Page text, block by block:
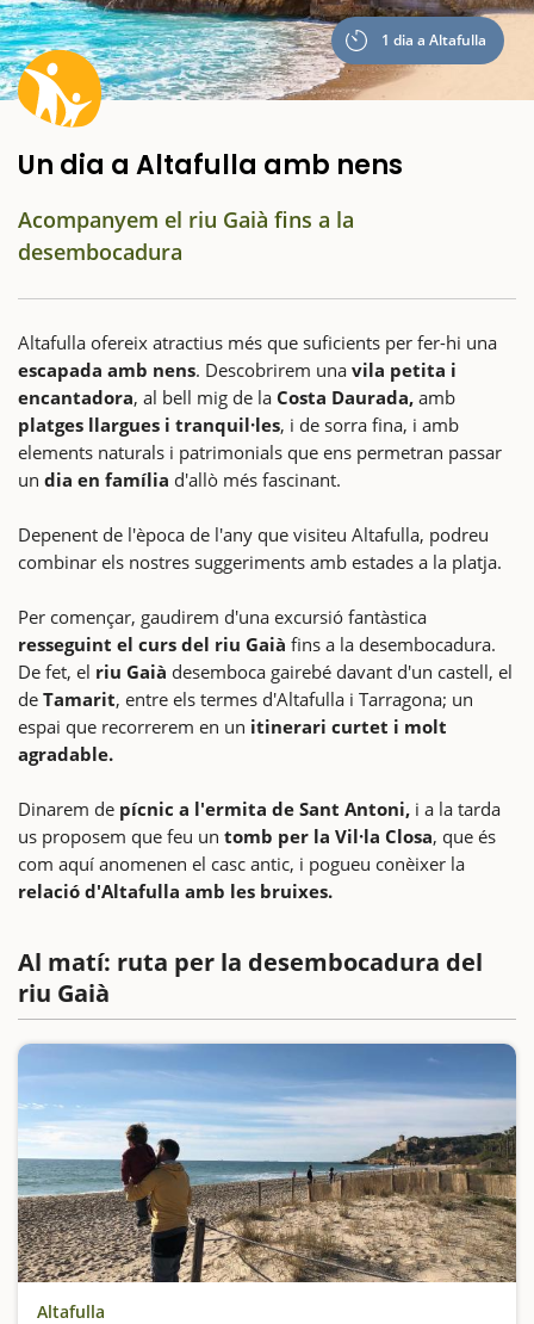
Un dia a Altafulla amb nens
1 dia a Altafulla
Acompanyem el riu Gaià fins a la
desembocadura
Altafulla ofereix atractius més que suficients per fer-hi una
escapada amb nens. Descobrirem una vila petita i
encantadora, al bell mig de la Costa Daurada, amb
platges llargues i tranquil·les, i de sorra fina, i amb
elements naturals i patrimonials que ens permetran passar
un dia en família d'allò més fascinant.
Depenent de l'època de l'any que visiteu Altafulla, podreu
combinar els nostres suggeriments amb estades a la platja.
Per començar, gaudirem d'una excursió fantàstica
resseguint el curs del riu Gaià fins a la desembocadura.
De fet, el riu Gaià desemboca gairebé davant d'un castell, el
de Tamarit, entre els termes d'Altafulla i Tarragona; un
espai que recorrerem en un itinerari curtet i molt
agradable.
Dinarem de pícnic a l'ermita de Sant Antoni, i a la tarda
us proposem que feu un tomb per la Vil·la Closa, que és
com aquí anomenen el casc antic, i pogueu conèixer la
relació d'Altafulla amb les bruixes.
Al matí: ruta per la desembocadura del
riu Gaià
Altafulla